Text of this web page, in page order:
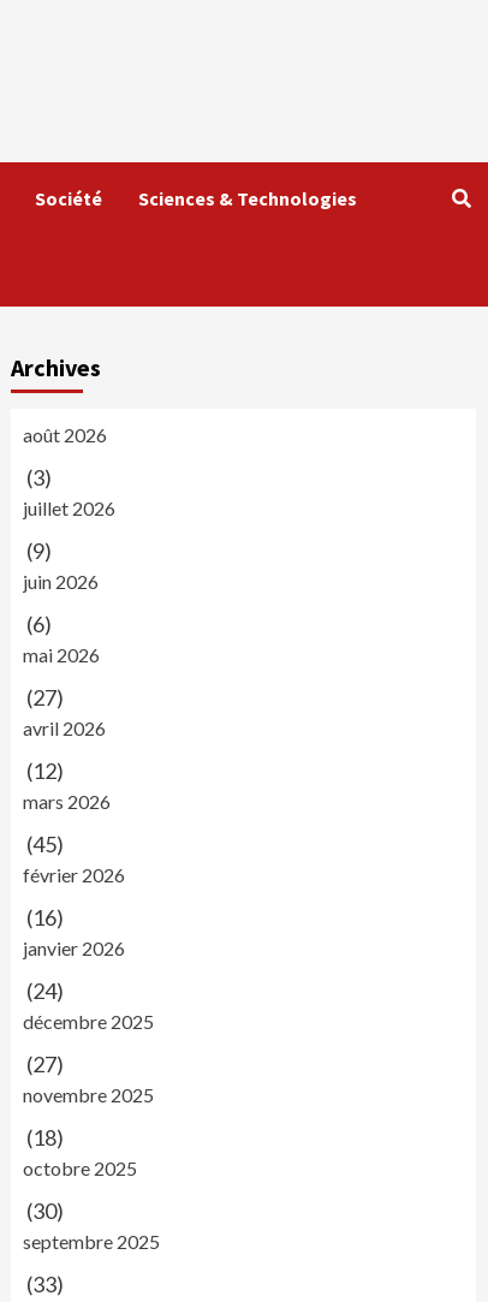
Société Sciences & Technologies
Archives
août 2026
(3)
juillet 2026
(9)
juin 2026
(6)
mai 2026
(27)
avril 2026
(12)
mars 2026
(45)
février 2026
(16)
janvier 2026
(24)
décembre 2025
(27)
novembre 2025
(18)
octobre 2025
(30)
septembre 2025
(33)